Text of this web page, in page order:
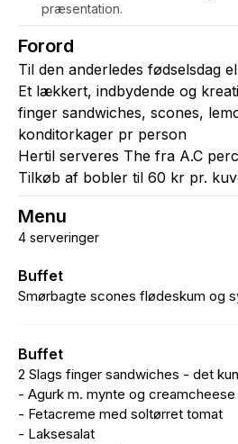
præsentation.
Forord
Til den anderledes fødselsdag
Et lækkert, indbydende og
finger sandwiches, scones,
konditorkager pr person
Hertil serveres The fra A.C
Tilkøb af bobler til 60 kr pr.
Menu
4 serveringer
Buffet
Smørbagte scones flødeskum og
Buffet
2 Slags finger sandwiches - det
- Agurk m. mynte og creamcheese
- Fetacreme med soltørret tomat
- Laksesalat